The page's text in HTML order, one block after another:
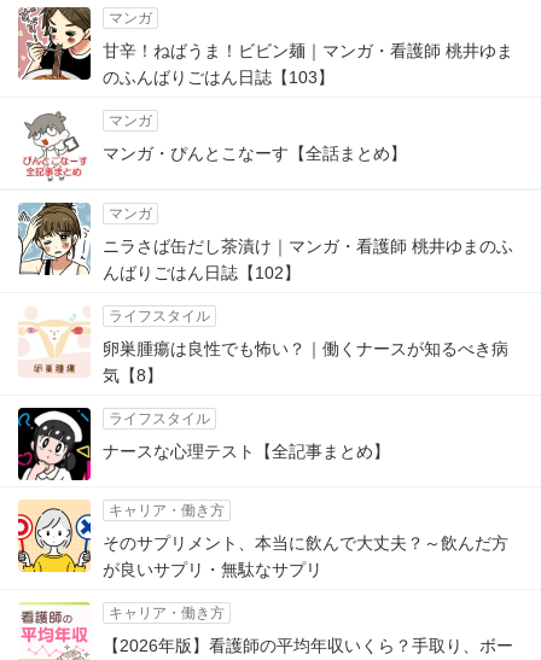
マンガ
甘辛！ねばうま！ビビン麺｜マンガ・看護師 桃井ゆま
のふんばりごはん日誌【103】
マンガ
マンガ・ぴんとこなーす【全話まとめ】
マンガ
ニラさば缶だし茶漬け｜マンガ・看護師 桃井ゆまのふ
んばりごはん日誌【102】
ライフスタイル
卵巣腫瘍は良性でも怖い？｜働くナースが知るべき病
気【8】
ライフスタイル
ナースな心理テスト【全記事まとめ】
キャリア・働き方
そのサプリメント、本当に飲んで大丈夫？～飲んだ方
が良いサプリ・無駄なサプリ
キャリア・働き方
【2026年版】看護師の平均年収いくら？手取り、ボー